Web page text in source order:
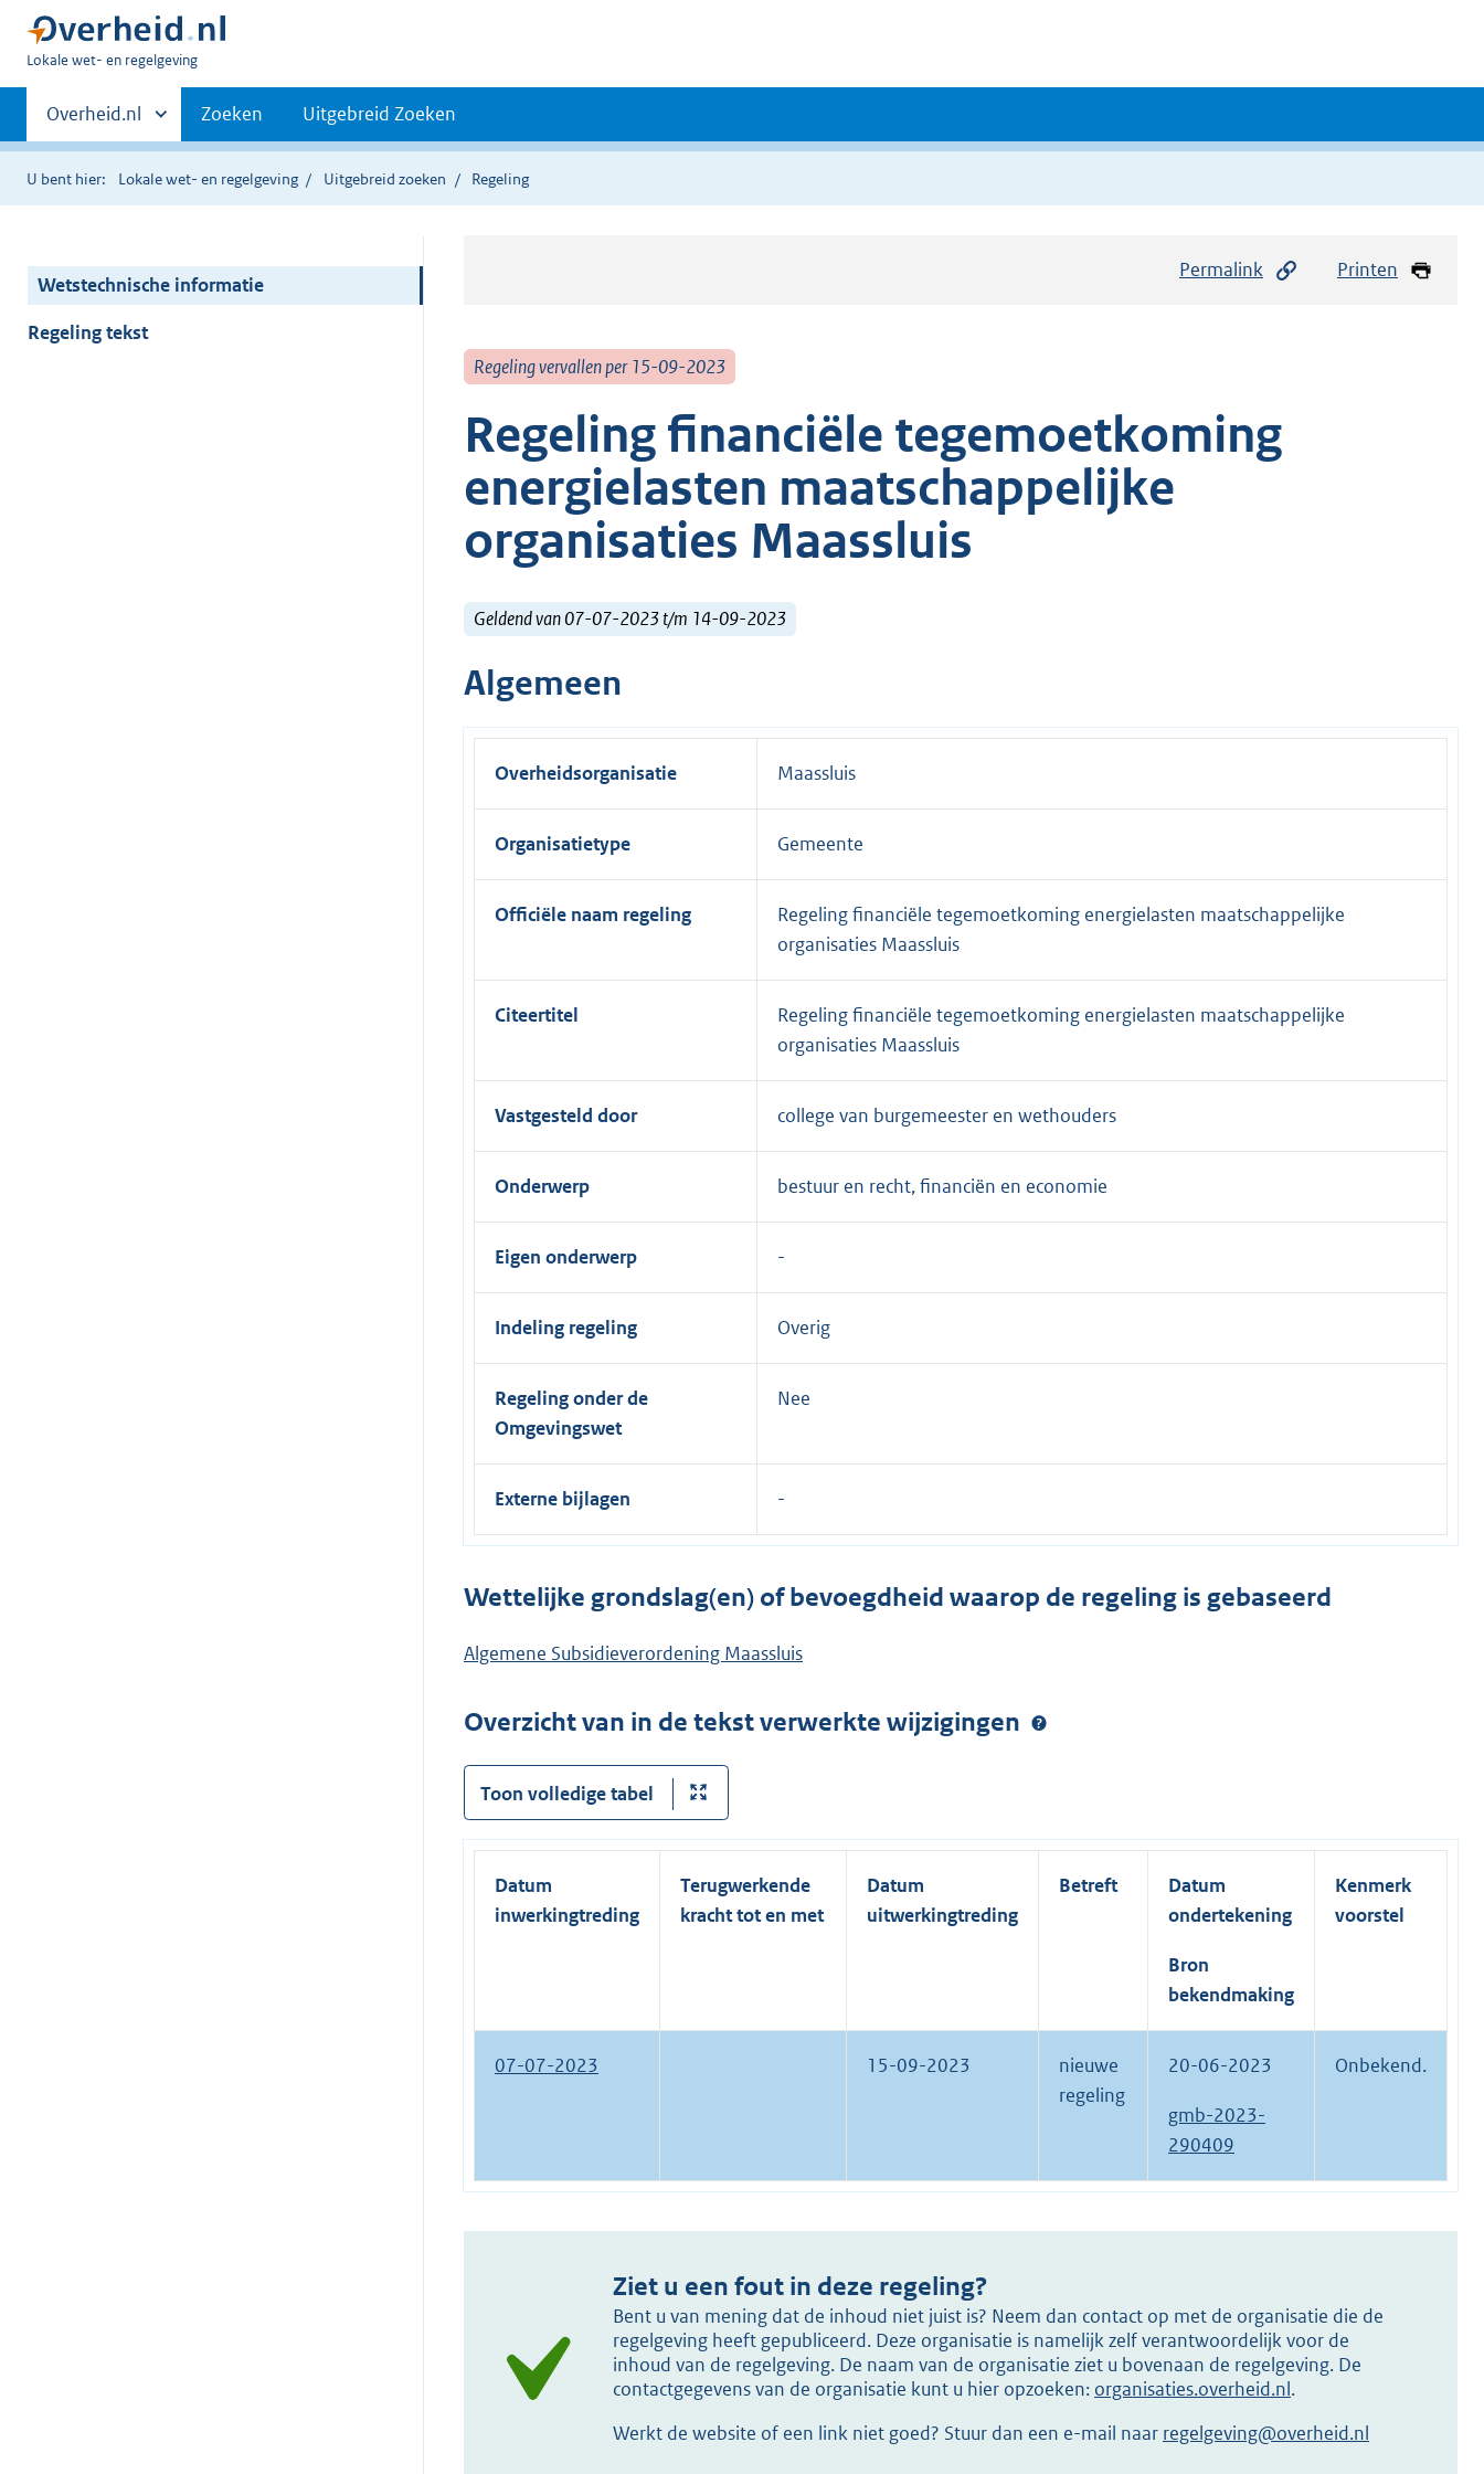
U
hier:
Lokale wet- en regelgeving
Primaire
navigatie
Andere
sites
binnen
Overheid.nl Zoeken Uitgebreid Zoeken
U bent hier: Lokale wet- en regelgeving Uitgebreid zoeken Regeling
Wetstechnische informatie
Regeling tekst
Permalink Printen
Regeling vervallen per 15-09-2023
Regeling financiële tegemoetkoming
energielasten maatschappelijke
organisaties Maassluis
Geldend van 07-07-2023 t/m 14-09-2023
Algemeen
Overheidsorganisatie Maassluis
Organisatietype Gemeente
Officiële naam regeling
Regeling financiële tegemoetkoming energielasten maatschappelijke
organisaties Maassluis
Citeertitel
Regeling financiële tegemoetkoming energielasten maatschappelijke
organisaties Maassluis
Vastgesteld door college van burgemeester en wethouders
Onderwerp bestuur en recht, financiën en economie
Eigen onderwerp
Indeling regeling Overig
Regeling onder de
Omgevingswet
Nee
Externe bijlagen
Wettelijke grondslag(en) of bevoegdheid waarop de regeling is gebaseerd
Algemene Subsidieverordening Maassluis
Overzicht van in de tekst verwerkte wijzigingen
Toon volledige tabel
Datum
inwerkingtreding
Terugwerkende
kracht tot en met
Datum
uitwerkingtreding
Betreft
Datum
ondertekening
Bron
bekendmaking
Kenmerk
voorstel
07-07-2023 15-09-2023
nieuwe
regeling
20-06-2023
gmb-2023-
290409
Onbekend.
Ziet u een fout in deze regeling?
Bent u van mening dat de inhoud niet juist is? Neem dan contact op met de organisatie die de
regelgeving heeft gepubliceerd. Deze organisatie is namelijk zelf verantwoordelijk voor de
inhoud van de regelgeving. De naam van de organisatie ziet u bovenaan de regelgeving. De
contactgegevens van de organisatie kunt u hier opzoeken: organisaties.overheid.nl.
Werkt de website of een link niet goed? Stuur dan een e-mail naar regelgeving@overheid.nl